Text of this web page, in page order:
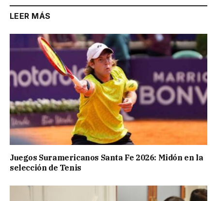
LEER MÁS
Juegos Suramericanos Santa Fe 2026: Midón en la
selección de Tenis